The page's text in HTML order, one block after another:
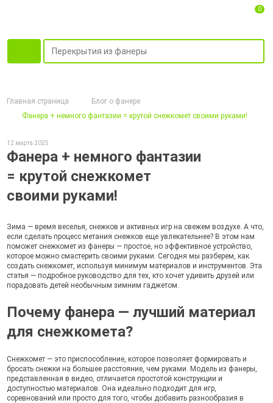
0
Главная страница
Блог о фанере
Фанера + немного фантазии = крутой снежкомет своими руками!
12 марта 2025
Фанера + немного фантазии
= крутой снежкомет
своими руками!
Зима — время веселья, снежков и активных игр на свежем воздухе. А что,
если сделать процесс метания снежков еще увлекательнее? В этом нам
поможет снежкомет из фанеры — простое, но эффективное устройство,
которое можно смастерить своими руками. Сегодня мы разберем, как
создать снежкомет, используя минимум материалов и инструментов. Эта
статья — подробное руководство для тех, кто хочет удивить друзей или
порадовать детей необычным зимним гаджетом.
Почему фанера — лучший материал
для снежкомета?
Снежкомет — это приспособление, которое позволяет формировать и
бросать снежки на большее расстояние, чем руками. Модель из фанеры,
представленная в видео, отличается простотой конструкции и
доступностью материалов. Она идеально подходит для игр,
соревнований или просто для того, чтобы добавить разнообразия в